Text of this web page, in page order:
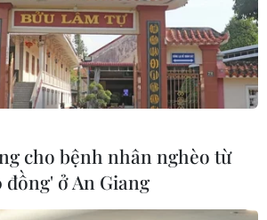
cho bệnh nhân nghèo từ
ở An Giang